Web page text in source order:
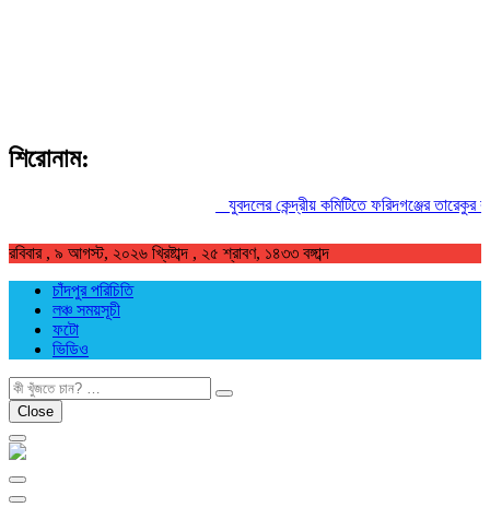
শিরোনাম:
যুবদলের কেন্দ্রীয় কমিটিতে ফরিদগঞ্জের তারেকুর
রবিবার , ৯ আগস্ট, ২০২৬ খ্রিষ্টাব্দ , ২৫ শ্রাবণ, ১৪৩৩ বঙ্গাব্দ
চাঁদপুর পরিচিতি
লঞ্চ সময়সূচী
ফটো
ভিডিও
খুজুন
Close